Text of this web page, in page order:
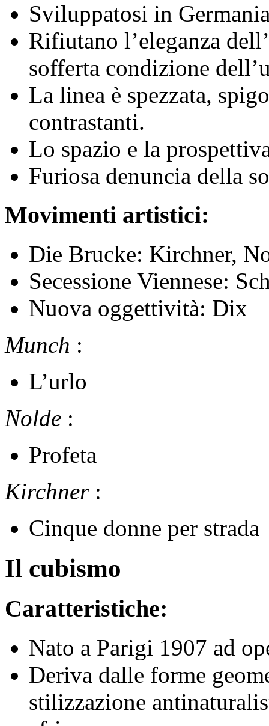
Sviluppatosi in
Rifiutano l’eleganza
sofferta condizione
La linea è spezzata,
contrastanti.
Lo spazio e la
Furiosa denuncia della
Movimenti artistici:
Die Brucke: Kirchner,
Secessione Viennese:
Nuova oggettività: Dix
Munch :
L’urlo
Nolde :
Profeta
Kirchner :
Cinque donne per strada
Il cubismo
Caratteristiche:
Nato a Parigi 1907 ad
Deriva dalle forme
stilizzazione